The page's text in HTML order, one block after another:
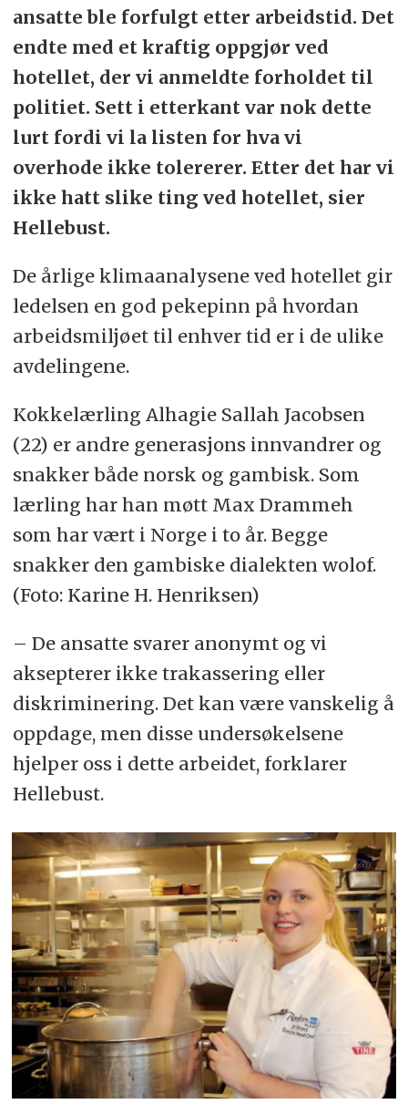
ansatte ble forfulgt etter arbeidstid. Det
endte med et kraftig oppgjør ved
hotellet, der vi anmeldte forholdet til
politiet. Sett i etterkant var nok dette
lurt fordi vi la listen for hva vi
overhode ikke tolererer. Etter det har vi
ikke hatt slike ting ved hotellet, sier
Hellebust.
De årlige klimaanalysene ved hotellet gir
ledelsen en god pekepinn på hvordan
arbeidsmiljøet til enhver tid er i de ulike
avdelingene.
Kokkelærling Alhagie Sallah Jacobsen
(22) er andre generasjons innvandrer og
snakker både norsk og gambisk. Som
lærling har han møtt Max Drammeh
som har vært i Norge i to år. Begge
snakker den gambiske dialekten wolof.
(Foto: Karine H. Henriksen)
– De ansatte svarer anonymt og vi
aksepterer ikke trakassering eller
diskriminering. Det kan være vanskelig å
oppdage, men disse undersøkelsene
hjelper oss i dette arbeidet, forklarer
Hellebust.